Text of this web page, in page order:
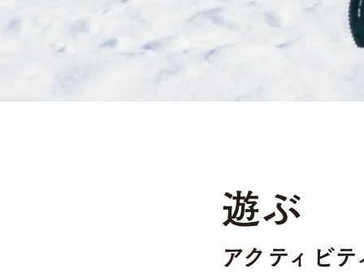
遊ぶ
アクティビテ